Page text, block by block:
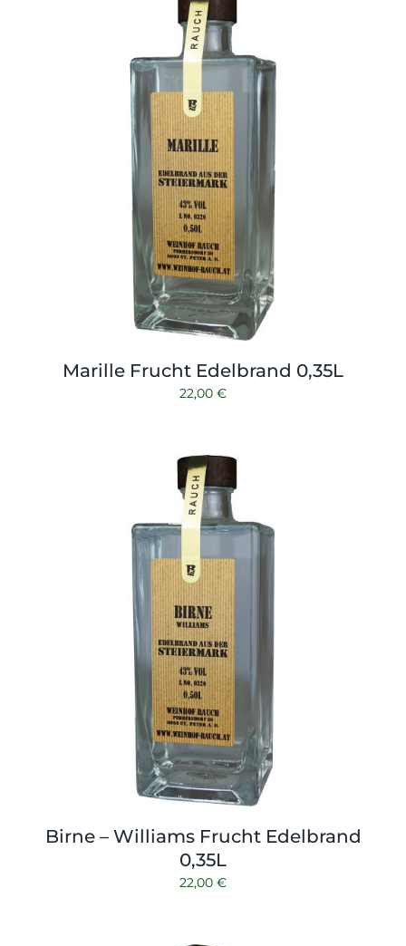
Shop
Kontakt
Marille Frucht Edelbrand 0,35L
22,00 €
Birne – Williams Frucht Edelbrand
0,35L
22,00 €